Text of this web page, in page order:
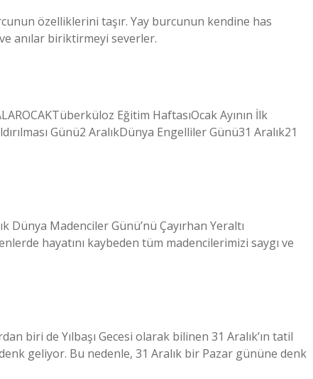
özelliklerini taşır. Yay burcunun kendine has
anılar biriktirmeyi severler.
Eğitim HaftasıOcak Ayının İlk
Günü2 AralıkDünya Engelliler Günü31 Aralık21
Dünya Madenciler Günü’nü Çayırhan Yeraltı
hayatını kaybeden tüm madencilerimizi saygı ve
biri de Yılbaşı Gecesi olarak bilinen 31 Aralık’ın tatil
geliyor. Bu nedenle, 31 Aralık bir Pazar gününe denk